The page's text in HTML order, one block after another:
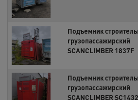
Подъемник
грузопассажирский
SCANCLIMBER 1837F
Подъемник
грузопассажирский
SCANCLIMBER SC1432